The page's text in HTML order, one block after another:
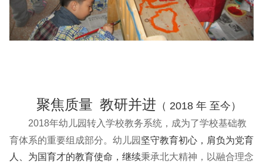
聚焦质量 教研并进 （ 2018 年 至今）
2018年幼儿园转入学校教务系统，成为了学校基础教
育体系的重要组成部分。幼儿园 坚守教育初心，肩负为党育
人、为国育才的教育使命，继续秉承北大精神，以融合理念